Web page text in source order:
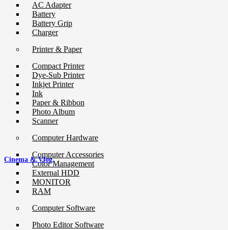
AC Adapter
Battery
Battery Grip
Charger
Printer & Paper
Compact Printer
Dye-Sub Printer
Inkjet Printer
Ink
Paper & Ribbon
Photo Album
Scanner
Computer Hardware
Computer Accessories
Color Management
External HDD
MONITOR
RAM
Computer Software
Photo Editor Software
Cinema & Vlog